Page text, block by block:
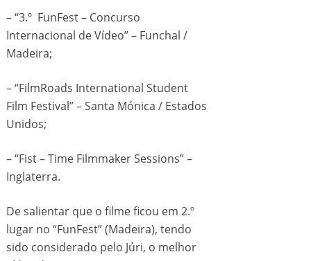
– “3.º FunFest – Concurso
Internacional de Vídeo” – Funchal /
Madeira;
– “FilmRoads International Student
Film Festival” – Santa Mónica / Estados
Unidos;
– “Fist – Time Filmmaker Sessions” –
Inglaterra.
De salientar que o filme ficou em 2.º
lugar no “FunFest” (Madeira), tendo
sido considerado pelo Júri, o melhor